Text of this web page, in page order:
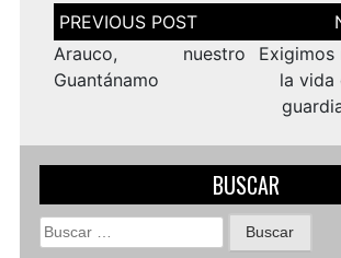
Navegación
de
entradas
Arauco, nuestro
Guantánamo
la vida
BUSCAR
Buscar: